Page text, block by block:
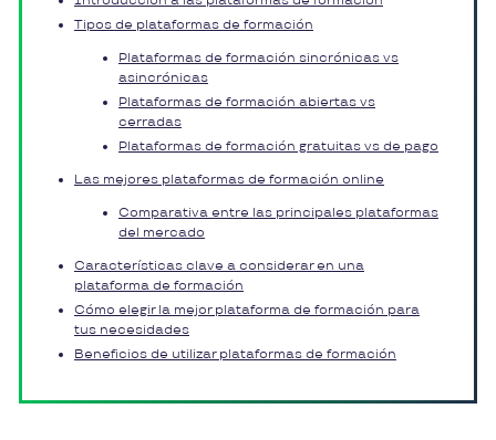
Tipos de plataformas de formación
Plataformas de formación sincrónicas vs
asincrónicas
Plataformas de formación abiertas vs
cerradas
Plataformas de formación gratuitas vs de pago
Las mejores plataformas de formación online
Comparativa entre las principales plataformas
del mercado
Características clave a considerar en una
plataforma de formación
Cómo elegir la mejor plataforma de formación para
tus necesidades
Beneficios de utilizar plataformas de formación